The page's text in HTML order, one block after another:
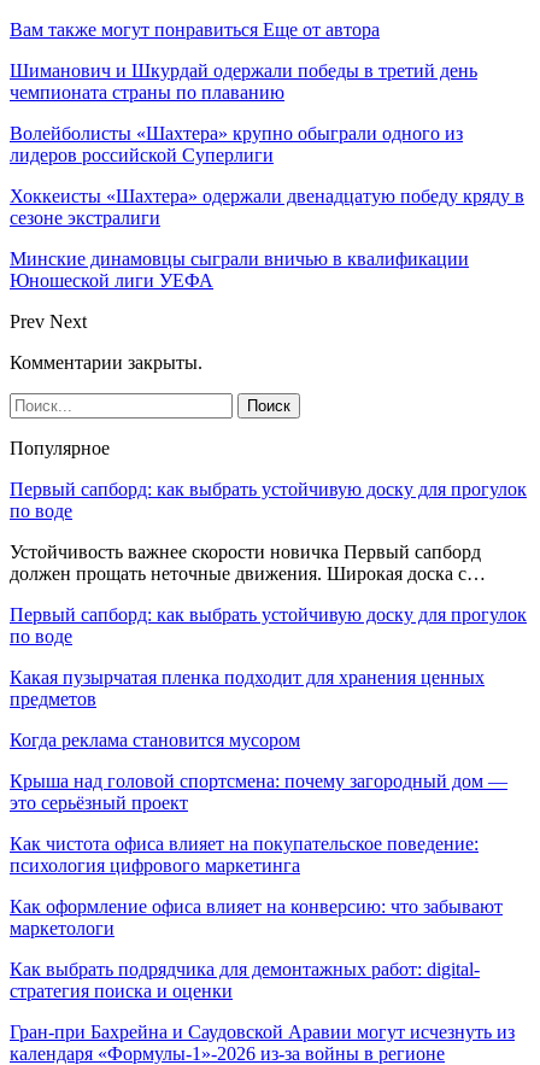
Вам также могут понравиться Еще от автора
Шиманович и Шкурдай одержали победы в третий день
чемпионата страны по плаванию
Волейболисты «Шахтера» крупно обыграли одного из
лидеров российской Суперлиги
Хоккеисты «Шахтера» одержали двенадцатую победу кряду в
сезоне экстралиги
Минские динамовцы сыграли вничью в квалификации
Юношеской лиги УЕФА
Prev Next
Комментарии закрыты.
Популярное
Первый сапборд: как выбрать устойчивую доску для прогулок
по воде
Устойчивость важнее скорости новичка Первый сапборд
должен прощать неточные движения. Широкая доска с…
Первый сапборд: как выбрать устойчивую доску для прогулок
по воде
Какая пузырчатая пленка подходит для хранения ценных
предметов
Когда реклама становится мусором
Крыша над головой спортсмена: почему загородный дом —
это серьёзный проект
Как чистота офиса влияет на покупательское поведение:
психология цифрового маркетинга
Как оформление офиса влияет на конверсию: что забывают
маркетологи
Как выбрать подрядчика для демонтажных работ: digital-
стратегия поиска и оценки
Гран-при Бахрейна и Саудовской Аравии могут исчезнуть из
календаря «Формулы-1»-2026 из-за войны в регионе